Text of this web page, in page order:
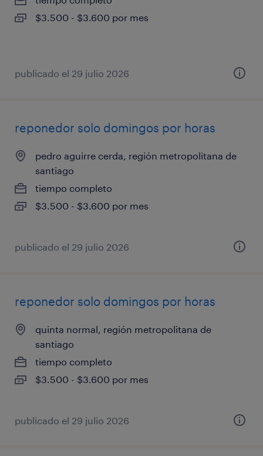
$3.500 - $3.600 por mes
publicado el 29 julio 2026
reponedor solo domingos por horas
pedro aguirre cerda, región metropolitana de
santiago
tiempo completo
$3.500 - $3.600 por mes
publicado el 29 julio 2026
reponedor solo domingos por horas
quinta normal, región metropolitana de
santiago
tiempo completo
$3.500 - $3.600 por mes
publicado el 29 julio 2026